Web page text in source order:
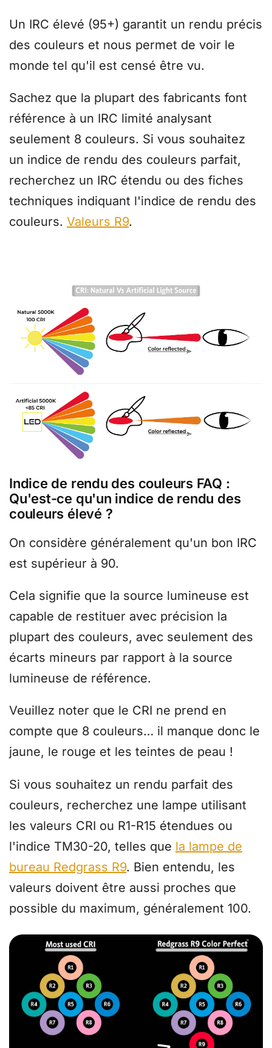
Un IRC élevé (95+) garantit un rendu précis
des couleurs et nous permet de voir le
monde tel qu'il est censé être vu.
Sachez que la plupart des fabricants font
référence à un IRC limité analysant
seulement 8 couleurs. Si vous souhaitez
un indice de rendu des couleurs parfait,
recherchez un IRC étendu ou des fiches
techniques indiquant l'indice de rendu des
couleurs. Valeurs R9.
Indice de rendu des couleurs FAQ :
Qu'est-ce qu'un indice de rendu des
couleurs élevé ?
On considère généralement qu'un bon IRC
est supérieur à 90.
Cela signifie que la source lumineuse est
capable de restituer avec précision la
plupart des couleurs, avec seulement des
écarts mineurs par rapport à la source
lumineuse de référence.
Veuillez noter que le CRI ne prend en
compte que 8 couleurs… il manque donc le
jaune, le rouge et les teintes de peau !
Si vous souhaitez un rendu parfait des
couleurs, recherchez une lampe utilisant
les valeurs CRI ou R1-R15 étendues ou
l'indice TM30-20, telles que la lampe de
bureau Redgrass R9. Bien entendu, les
valeurs doivent être aussi proches que
possible du maximum, généralement 100.